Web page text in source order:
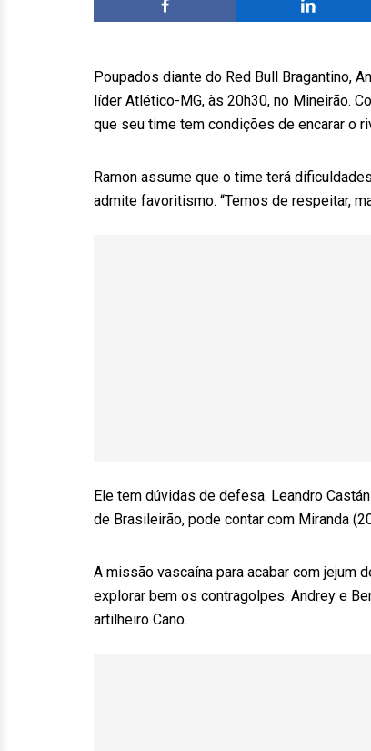
Poupados diante do Red Bull Bragantino,
líder Atlético-MG, às 20h30, no Mineirão.
que seu time tem condições de encarar o
Ramon assume que o time terá
admite favoritismo. “Temos de respeitar,
Ele tem dúvidas de defesa. Leandro
de Brasileirão, pode contar com Miranda
A missão vascaína para acabar com
explorar bem os contragolpes. Andrey e
artilheiro Cano.